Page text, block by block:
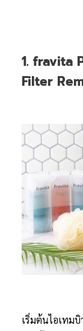
1. fravita
Filter
เริ่มต้นไอเทม